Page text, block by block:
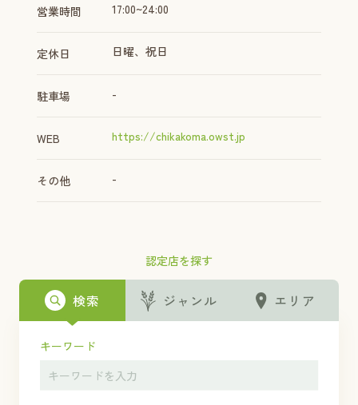
認定店を探す
検索 ジャンル エリア
キーワード
営業時間 17:00~24:00
定休日 日曜、祝日
駐車場 -
WEB https://chikakoma.owst.jp
その他 -